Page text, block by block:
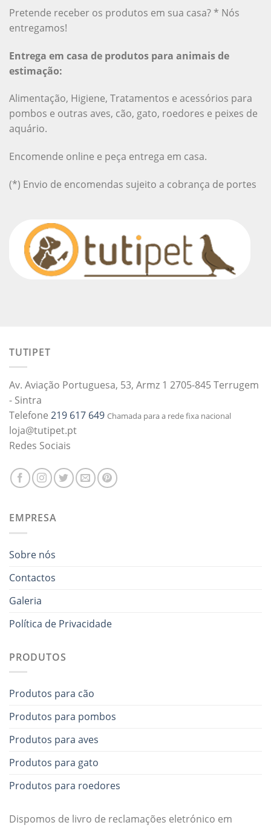
Pretende receber os produtos em sua casa? * Nós
entregamos!
Entrega em casa de produtos para animais de
estimação:
Alimentação, Higiene, Tratamentos e acessórios para
pombos e outras aves, cão, gato, roedores e peixes de
aquário.
Encomende online e peça entrega em casa.
(*) Envio de encomendas sujeito a cobrança de portes
TUTIPET
Av. Aviação Portuguesa, 53, Armz 1 2705-845 Terrugem
- Sintra
Telefone 219 617 649 Chamada para a rede fixa nacional
loja@tutipet.pt
Redes Sociais
EMPRESA
Sobre nós
Contactos
Galeria
Política de Privacidade
PRODUTOS
Produtos para cão
Produtos para pombos
Produtos para aves
Produtos para gato
Produtos para roedores
Dispomos de livro de reclamações eletrónico em